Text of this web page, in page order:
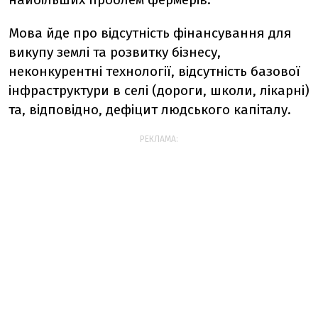
Мова йде про відсутність фінансування для
викупу землі та розвитку бізнесу,
неконкурентні технології, відсутність базової
інфраструктури в селі (дороги, школи, лікарні)
та, відповідно, дефіцит людського капіталу.
РЕКЛАМА: